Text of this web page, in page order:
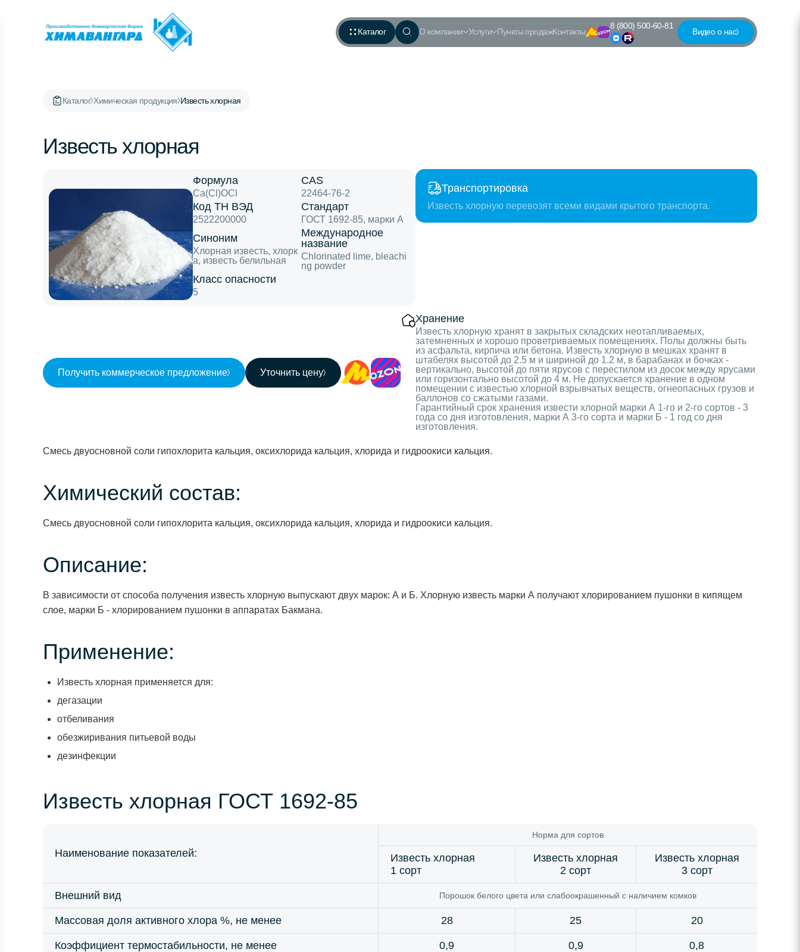
Каталог О компании Услуги Пункты продажКонтакты
8 (800) 500-60-81
Видео о нас
Каталог Химическая продукция Известь хлорная
Известь хлорная
Формула
Ca(Cl)OCl
CAS
22464-76-2
Код ТН ВЭД
2522200000
Стандарт
ГОСТ 1692-85, марки А
Синоним
Хлорная известь, хлорк
а, известь белильная
Международное
название
Chlorinated lime, bleachi
ng powder
Класс опасности
5
Транспортировка
Известь хлорную перевозят всеми видами крытого транспорта.
Получить коммерческое предложение Уточнить цену
Хранение
Известь хлорную хранят в закрытых складских неотапливаемых,
затемненных и хорошо проветриваемых помещениях. Полы должны быть
из асфальта, кирпича или бетона. Известь хлорную в мешках хранят в
штабелях высотой до 2.5 м и шириной до 1.2 м, в барабанах и бочках -
вертикально, высотой до пяти ярусов с перестилом из досок между ярусами
или горизонтально высотой до 4 м. Не допускается хранение в одном
помещении с известью хлорной взрывчатых веществ, огнеопасных грузов и
баллонов со сжатыми газами.
Гарантийный срок хранения извести хлорной марки А 1-го и 2-го сортов - 3
года со дня изготовления, марки А 3-го сорта и марки Б - 1 год со дня
изготовления.
Смесь двуосновной соли гипохлорита кальция, оксихлорида кальция, хлорида и гидроокиси кальция.
Химический состав:
Смесь двуосновной соли гипохлорита кальция, оксихлорида кальция, хлорида и гидроокиси кальция.
Описание:
В зависимости от способа получения известь хлорную выпускают двух марок: А и Б. Хлорную известь марки А получают хлорированием пушонки в кипящем
слое, марки Б - хлорированием пушонки в аппаратах Бакмана.
Применение:
Известь хлорная применяется для:
дегазации
отбеливания
обезжиривания питьевой воды
дезинфекции
Известь хлорная ГОСТ 1692-85
Наименование показателей:
Норма для сортов
Известь хлорная
1 сорт
Известь хлорная
2 сорт
Известь хлорная
3 сорт
Внешний вид Порошок белого цвета или слабоокрашенный с наличием комков
Массовая доля активного хлора %, не менее 28 25 20
Коэффициент термостабильности, не менее 0,9 0,9 0,8